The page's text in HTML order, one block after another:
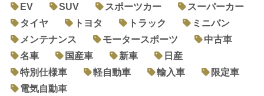
EV SUV スポーツカー
スーパーカー
タイヤ
トヨタ トラック
ミニバン
メンテナンス
モータースポーツ
中古車
名車
国産車 新車
日産
特別仕様車
軽自動車 輸入車
限定車
電気自動車